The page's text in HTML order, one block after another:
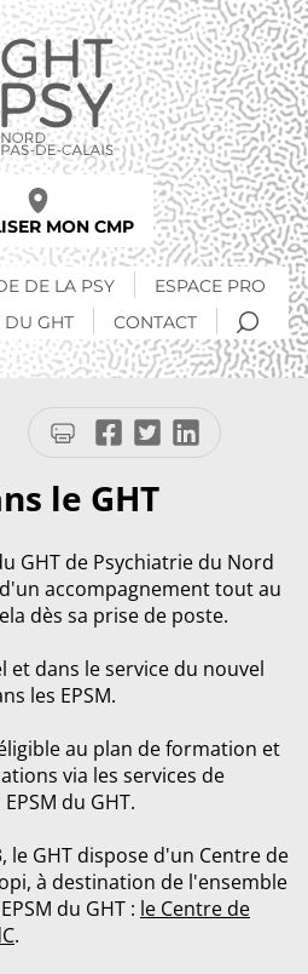
MON CMP
DE LA PSY
ESPACE PRO
DU GHT CONTACT
le GHT
GHT de Psychiatrie du Nord
accompagnement tout au
dès sa prise de poste.
dans le service du nouvel
les EPSM.
au plan de formation et
via les services de
du GHT.
le GHT dispose d'un Centre de
à destination de l'ensemble
du GHT : le Centre de
.
Imprimer
la
page
Partager
sur
Facebook
Partager
sur
Twitter
Partager
sur